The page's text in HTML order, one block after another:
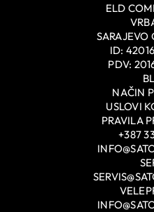
ELD
SARAJEVO
ID:
PDV:
NAČIN
USLOVI
PRAVILA
+387